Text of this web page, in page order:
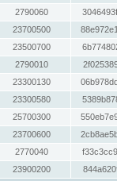
2790060
23700500
23500700
2790010
23300130
23300580
25700300
23700600
2770040
23900200